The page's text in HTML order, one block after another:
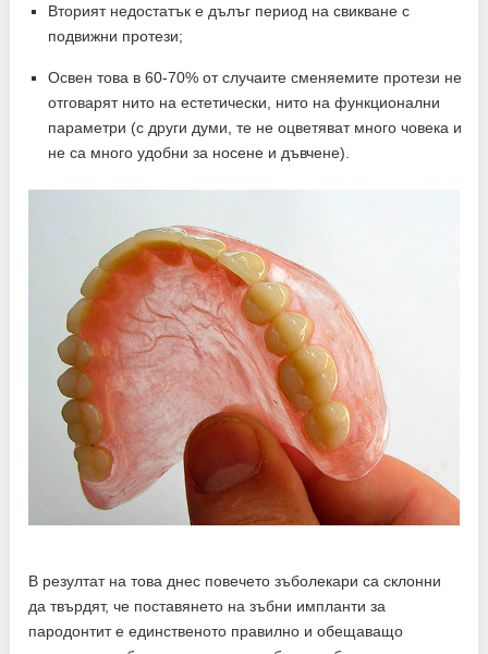
Вторият недостатък е дълъг период на свикване с
подвижни протези;
Освен това в 60-70% от случаите сменяемите протези не
отговарят нито на естетически, нито на функционални
параметри (с други думи, те не оцветяват много човека и
не са много удобни за носене и дъвчене).
В резултат на това днес повечето зъболекари са склонни
да твърдят, че поставянето на зъбни импланти за
пародонтит е единственото правилно и обещаващо